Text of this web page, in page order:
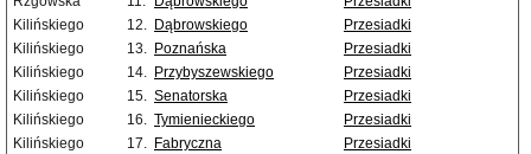
Kilińskiego
12. Dąbrowskiego
Przesiadki
Kilińskiego
13. Poznańska
Przesiadki
Kilińskiego
14. Przybyszewskiego
Przesiadki
Kilińskiego
15. Senatorska
Przesiadki
Kilińskiego
16. Tymienieckiego
Przesiadki
Kilińskiego
17. Fabryczna
Przesiadki